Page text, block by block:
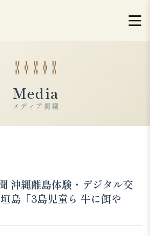
Media
メディア掲載
沖縄離島体験・デジタル交
島「3島児童ら 牛に餌や